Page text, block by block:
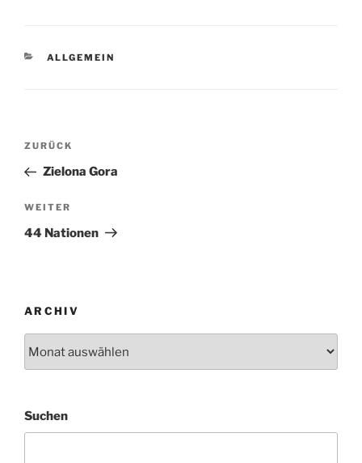
KATEGORIEN
ALLGEMEIN
Beitragsnavigation
Vorheriger
Beitrag
ZURÜCK
Zielona Gora
Nächster
Beitrag
WEITER
44 Nationen
ARCHIV
Suchen